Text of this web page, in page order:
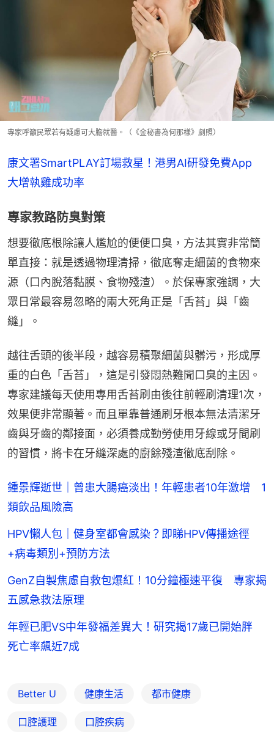
專家呼籲民眾若有疑慮可大膽就醫。（《金秘書為何那樣》劇照）
康文署SmartPLAY訂場救星！港男AI研發免費App
大增執雞成功率
專家教路防臭對策
想要徹底根除讓人尷尬的便便口臭，方法其實非常簡
單直接：就是透過物理清掃，徹底奪走細菌的食物來
源（口內脫落黏膜、食物殘渣）。於保專家強調，大
眾日常最容易忽略的兩大死角正是「舌苔」與「齒
縫」。
越往舌頭的後半段，越容易積聚細菌與髒污，形成厚
重的白色「舌苔」，這是引發悶熱難聞口臭的主因。
專家建議每天使用專用舌苔刷由後往前輕刷清理1次，
效果便非常顯著。而且單靠普通刷牙根本無法清潔牙
齒與牙齒的鄰接面，必須養成勤勞使用牙線或牙間刷
的習慣，將卡在牙縫深處的廚餘殘渣徹底刮除。
鍾景輝逝世｜曾患大腸癌淡出！年輕患者10年激增 1
類飲品風險高
HPV懶人包｜健身室都會感染？即睇HPV傳播途徑
+病毒類別+預防方法
GenZ自製焦慮自救包爆紅！10分鐘極速平復 專家揭
五感急救法原理
年輕已肥VS中年發福差異大！研究揭17歲已開始胖
死亡率飆近7成
Better U 健康生活 都市健康
口腔護理 口腔疾病